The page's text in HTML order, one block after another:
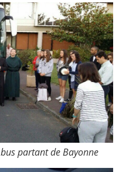
partant de Bayonne